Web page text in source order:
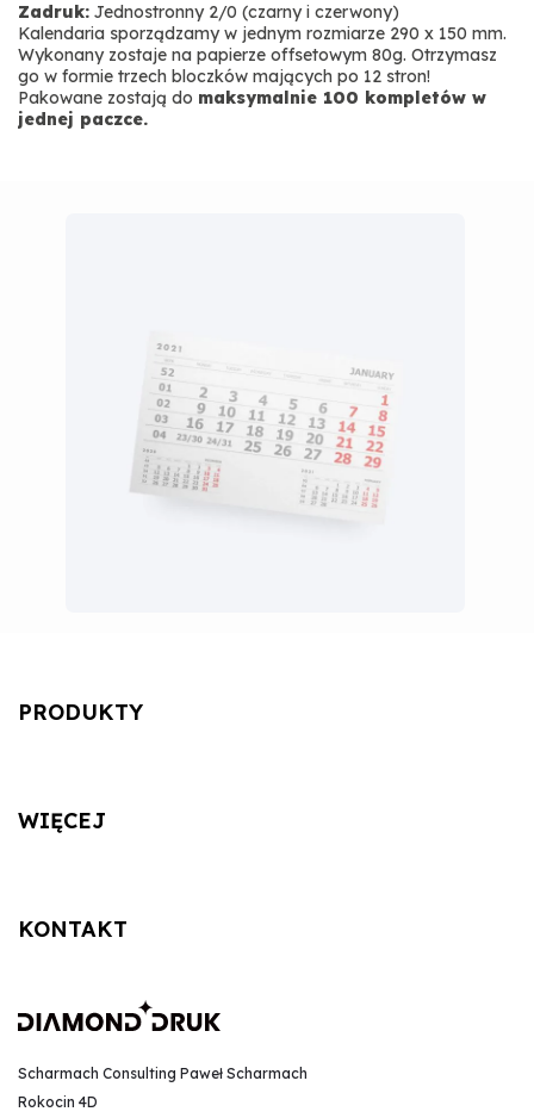
Zadruk: Jednostronny 2/0 (czarny i czerwony)
Kalendaria sporządzamy w jednym rozmiarze 290 x 150 mm.
Wykonany zostaje na papierze offsetowym 80g. Otrzymasz
go w formie trzech bloczków mających po 12 stron!
Pakowane zostają do maksymalnie 100 kompletów w
jednej paczce.
PRODUKTY
WIĘCEJ
KONTAKT
Scharmach Consulting Paweł Scharmach
Rokocin 4D